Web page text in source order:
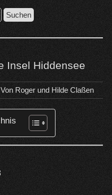
Insel Hiddensee
Roger und Hilde Claßen